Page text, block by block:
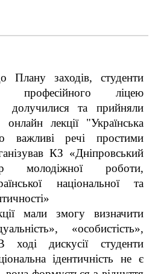
Плану заходів, студенти
професійного ліцею
та прийняли
лекції "Українська
важливі речі простими
КЗ «Дніпровський
молодіжної роботи,
національної та
мали змогу визначити
«особистість»,
ході дискусії студенти
ідентичність не є